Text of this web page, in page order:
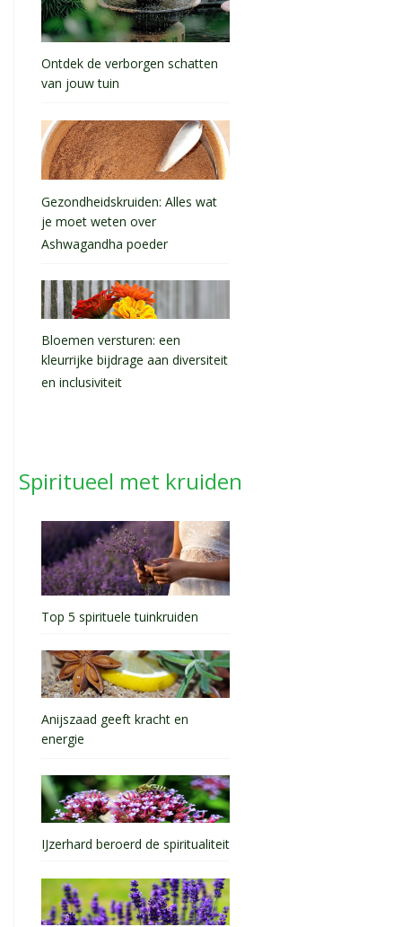
Ontdek de verborgen schatten
van jouw tuin
Gezondheidskruiden: Alles wat
je moet weten over
Ashwagandha poeder
Bloemen versturen: een
kleurrijke bijdrage aan diversiteit
en inclusiviteit
Spiritueel met kruiden
Top 5 spirituele tuinkruiden
Anijszaad geeft kracht en
energie
IJzerhard beroerd de spiritualiteit